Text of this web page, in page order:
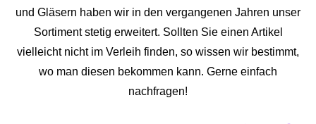
und Gläsern haben wir in den vergangenen Jahren unser
Sortiment stetig erweitert. Sollten Sie einen Artikel
vielleicht nicht im Verleih finden, so wissen wir bestimmt,
wo man diesen bekommen kann. Gerne einfach
nachfragen!